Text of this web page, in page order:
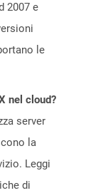
2007 e
le
nel cloud?
server
la
Leggi
di